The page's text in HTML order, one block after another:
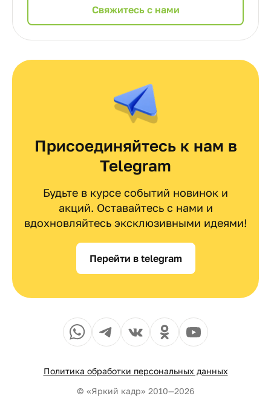
Cвяжитесь с нами
Присоединяйтесь к нам в
Telegram
Будьте в курсе событий новинок и
акций. Оставайтесь с нами и
вдохновляйтесь эксклюзивными идеями!
Перейти в telegram
Политика обработки персональных данных
© «Яркий кадр» 2010—2026